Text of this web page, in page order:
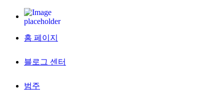
홈 페이지
블로그 센터
범주